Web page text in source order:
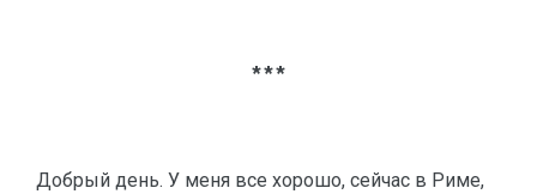
***
Добрый день. У меня все хорошо, сейчас в Риме,